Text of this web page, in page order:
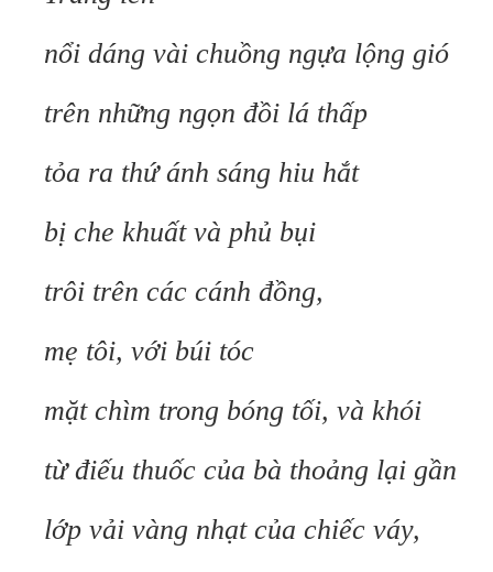
nổi dáng vài chuồng ngựa lộng gió
trên những ngọn đồi lá thấp
tỏa ra thứ ánh sáng hiu hắt
bị che khuất và phủ bụi
trôi trên các cánh đồng,
mẹ tôi, với búi tóc
mặt chìm trong bóng tối, và khói
từ điếu thuốc của bà thoảng lại gần
lớp vải vàng nhạt của chiếc váy,